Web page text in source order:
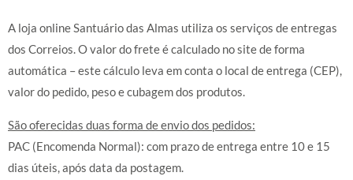
A loja online Santuário das Almas utiliza os serviços de entregas
dos Correios. O valor do frete é calculado no site de forma
automática – este cálculo leva em conta o local de entrega (CEP),
valor do pedido, peso e cubagem dos produtos.
São oferecidas duas forma de envio dos pedidos:
PAC (Encomenda Normal): com prazo de entrega entre 10 e 15
dias úteis, após data da postagem.